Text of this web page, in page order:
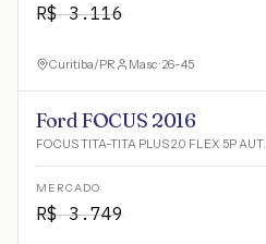
R$3.116
Curitiba/PR Masc · 26-45
Ford FOCUS 2016
FOCUS TITA-TITA PLUS 2.0 FLEX 5P AUT.
MERCADO
R$3.749